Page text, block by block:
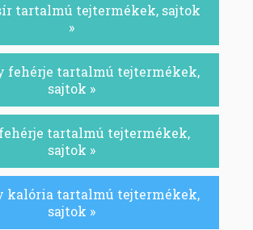
tartalmú tejtermékek, sajtok
»
fehérje tartalmú tejtermékek,
sajtok »
tartalmú tejtermékek,
sajtok »
kalória tartalmú tejtermékek,
sajtok »